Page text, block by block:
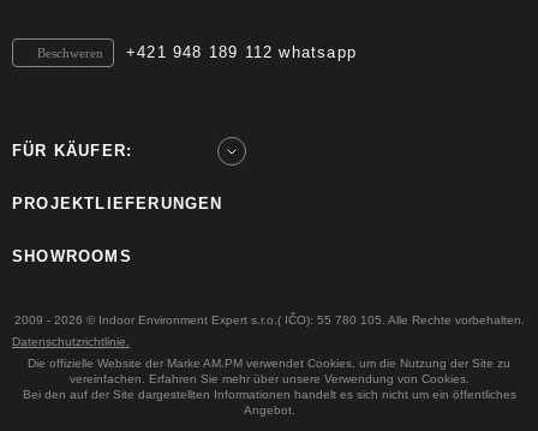
+421 948 189 112 whatsapp
Beschweren
FÜR KÄUFER:
PROJEKTLIEFERUNGEN
SHOWROOMS
2009 - 2026 © Indoor Environment Expert s.r.o.( IČO): 55 780 105. Alle Rechte vorbehalten.
Datenschutzrichtlinie.
Die offizielle Website der Marke AM.PM verwendet Cookies, um die Nutzung der Site zu
vereinfachen. Erfahren Sie mehr über unsere Verwendung von Cookies.
Bei den auf der Site dargestellten Informationen handelt es sich nicht um ein öffentliches
Angebot.